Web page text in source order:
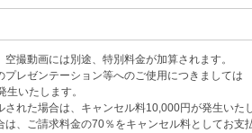
撮動画には別途、特別料金が加算されます。
レゼンテーション等へのご使用につきましては
いたします。
れた場合は、キャンセル料10,000円が発生いたし
、ご請求料金の70％をキャンセル料としてお支